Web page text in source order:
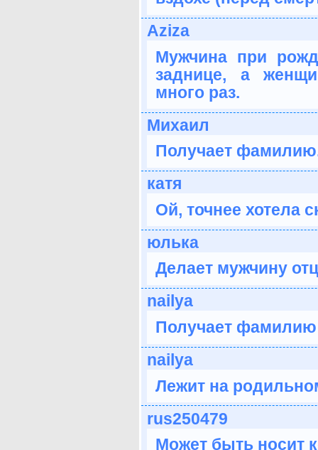
Aziza
Мужчина при
заднице, а
много раз.
Михаил
Получает
катя
Ой, точнее хотела
юлька
Делает мужчину
nailya
Получает фамилию
nailya
Лежит на
rus250479
Может быть носит